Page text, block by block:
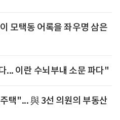
모택동 어록을 좌우명 삼은
... 이란 수뇌부내 소문 파다"
택"... 與 3선 의원의 부동산